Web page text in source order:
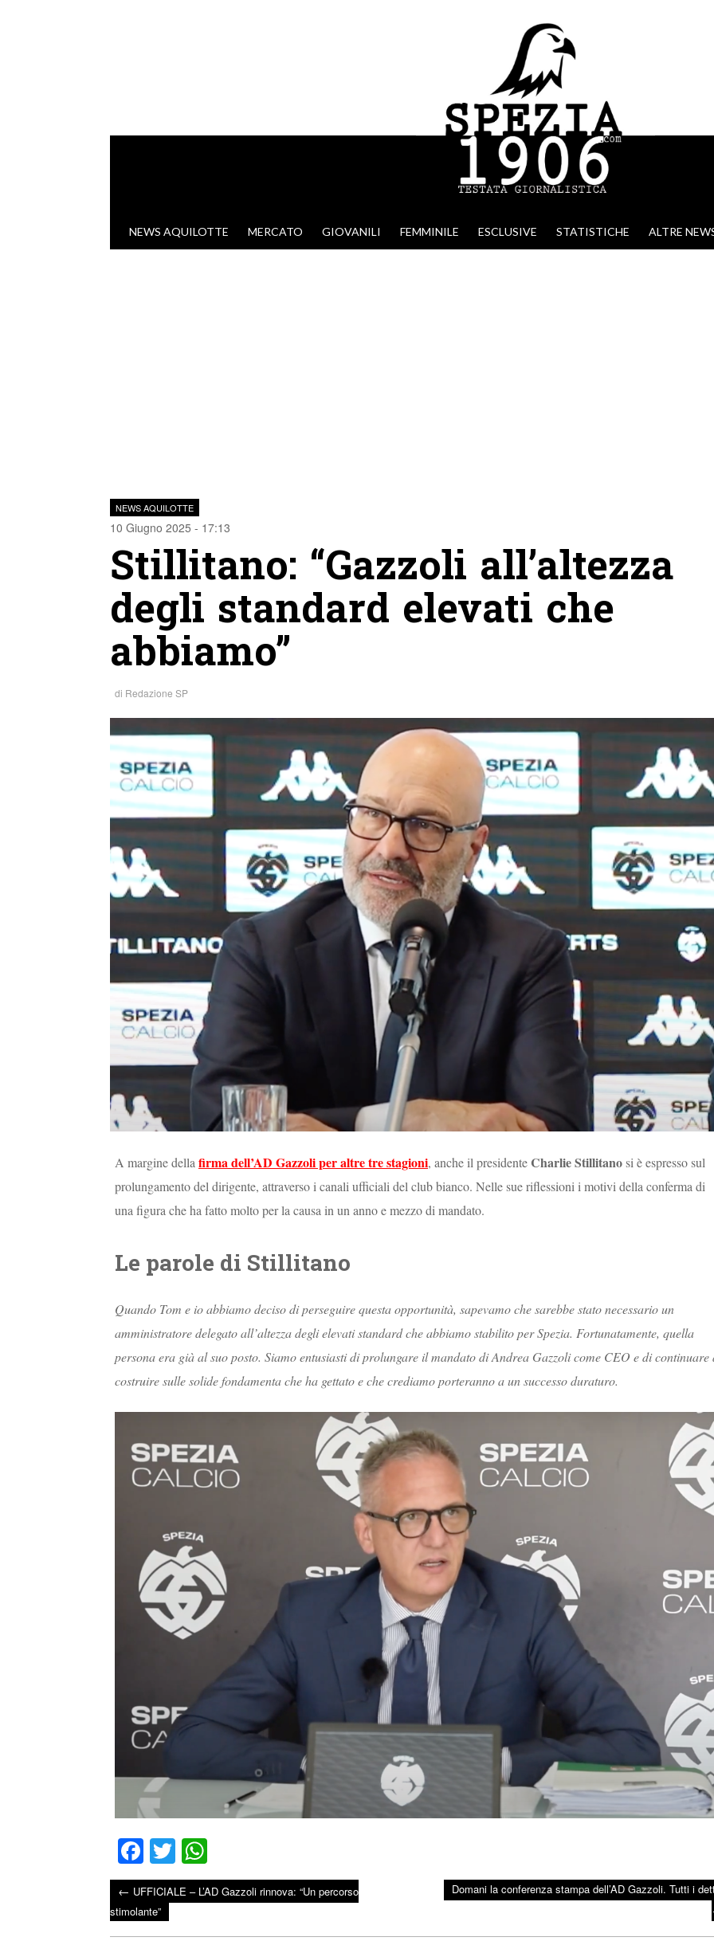
VAI AL CONTENUTO
NEWS AQUILOTTE MERCATO GIOVANILI FEMMINILE ESCLUSIVE STATISTICHE ALTRE
NEWS AQUILOTTE
10 Giugno 2025 - 17:13
Stillitano: “Gazzoli all’altezza
degli standard elevati che
abbiamo”
di Redazione SP
A margine della firma dell’AD Gazzoli per altre tre stagioni, anche il presidenteCharlie Stillitanosi è espresso sul
prolungamento del dirigente, attraverso i canali ufficiali del club bianco. Nelle sue riflessioni i motivi della conferma di
una figura che ha fatto molto per la causa in un anno e mezzo di mandato.
Le parole di Stillitano
Quando Tom e io abbiamo deciso di perseguire questa opportunità, sapevamo che sarebbe stato necessario un
amministratore delegato all’altezza degli elevati standard che abbiamo stabilito per Spezia. Fortunatamente, quella
persona era già al suo posto. Siamo entusiasti di prolungare il mandato di Andrea Gazzoli come CEO e di continuare
costruire sulle solide fondamenta che ha gettato e che crediamo porteranno a un successo duraturo.
Fa
ce
bo
ok
T
wi
tte
ha
ts
Post navigation
← UFFICIALE – L’AD Gazzoli rinnova: “Un percorso
stimolante”
Domani la conferenza stampa dell’AD Gazzoli. Tutti i